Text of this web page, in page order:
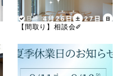
【間取り】相談会✐